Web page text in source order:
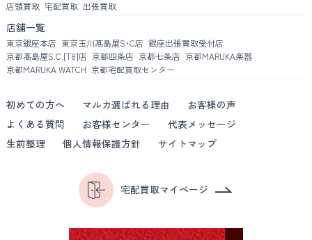
店頭買取 宅配買取 出張買取
店舗一覧
東京銀座本店 東京玉川髙島屋S･C店 銀座出張買取受付店
京都髙島屋S.C.[T8]店 京都四条店 京都七条店 京都MARUKA楽器
京都MARUKA WATCH 京都宅配買取センター
初めての方へ マルカ選ばれる理由
お客様の声
よくある質問
お客様センター
代表メッセージ
生前整理
個人情報保護方針 サイトマップ
宅配買取マイページ